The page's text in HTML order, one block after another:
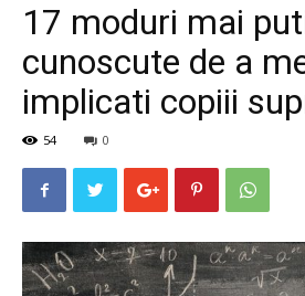
Center
Cluj
17 moduri mai
cunoscute de a
implicati copiii
54 0